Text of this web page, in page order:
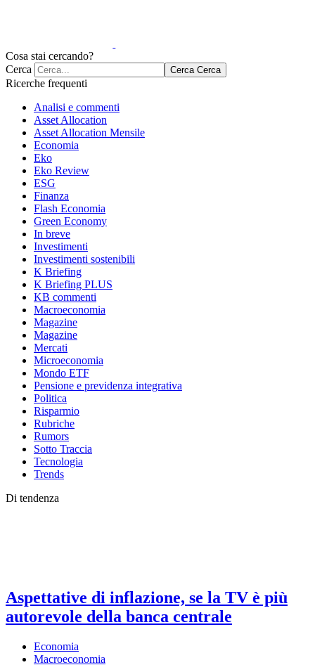
Cosa stai cercando?
Cerca
Cerca Cerca
Ricerche frequenti
Analisi e commenti
Asset Allocation
Asset Allocation Mensile
Economia
Eko
Eko Review
ESG
Finanza
Flash Economia
Green Economy
In breve
Investimenti
Investimenti sostenibili
K Briefing
K Briefing PLUS
KB commenti
Macroeconomia
Magazine
Magazine
Mercati
Microeconomia
Mondo ETF
Pensione e previdenza integrativa
Politica
Risparmio
Rubriche
Rumors
Sotto Traccia
Tecnologia
Trends
Di tendenza
Aspettative di inflazione, se la TV è più
autorevole della banca centrale
Economia
Macroeconomia